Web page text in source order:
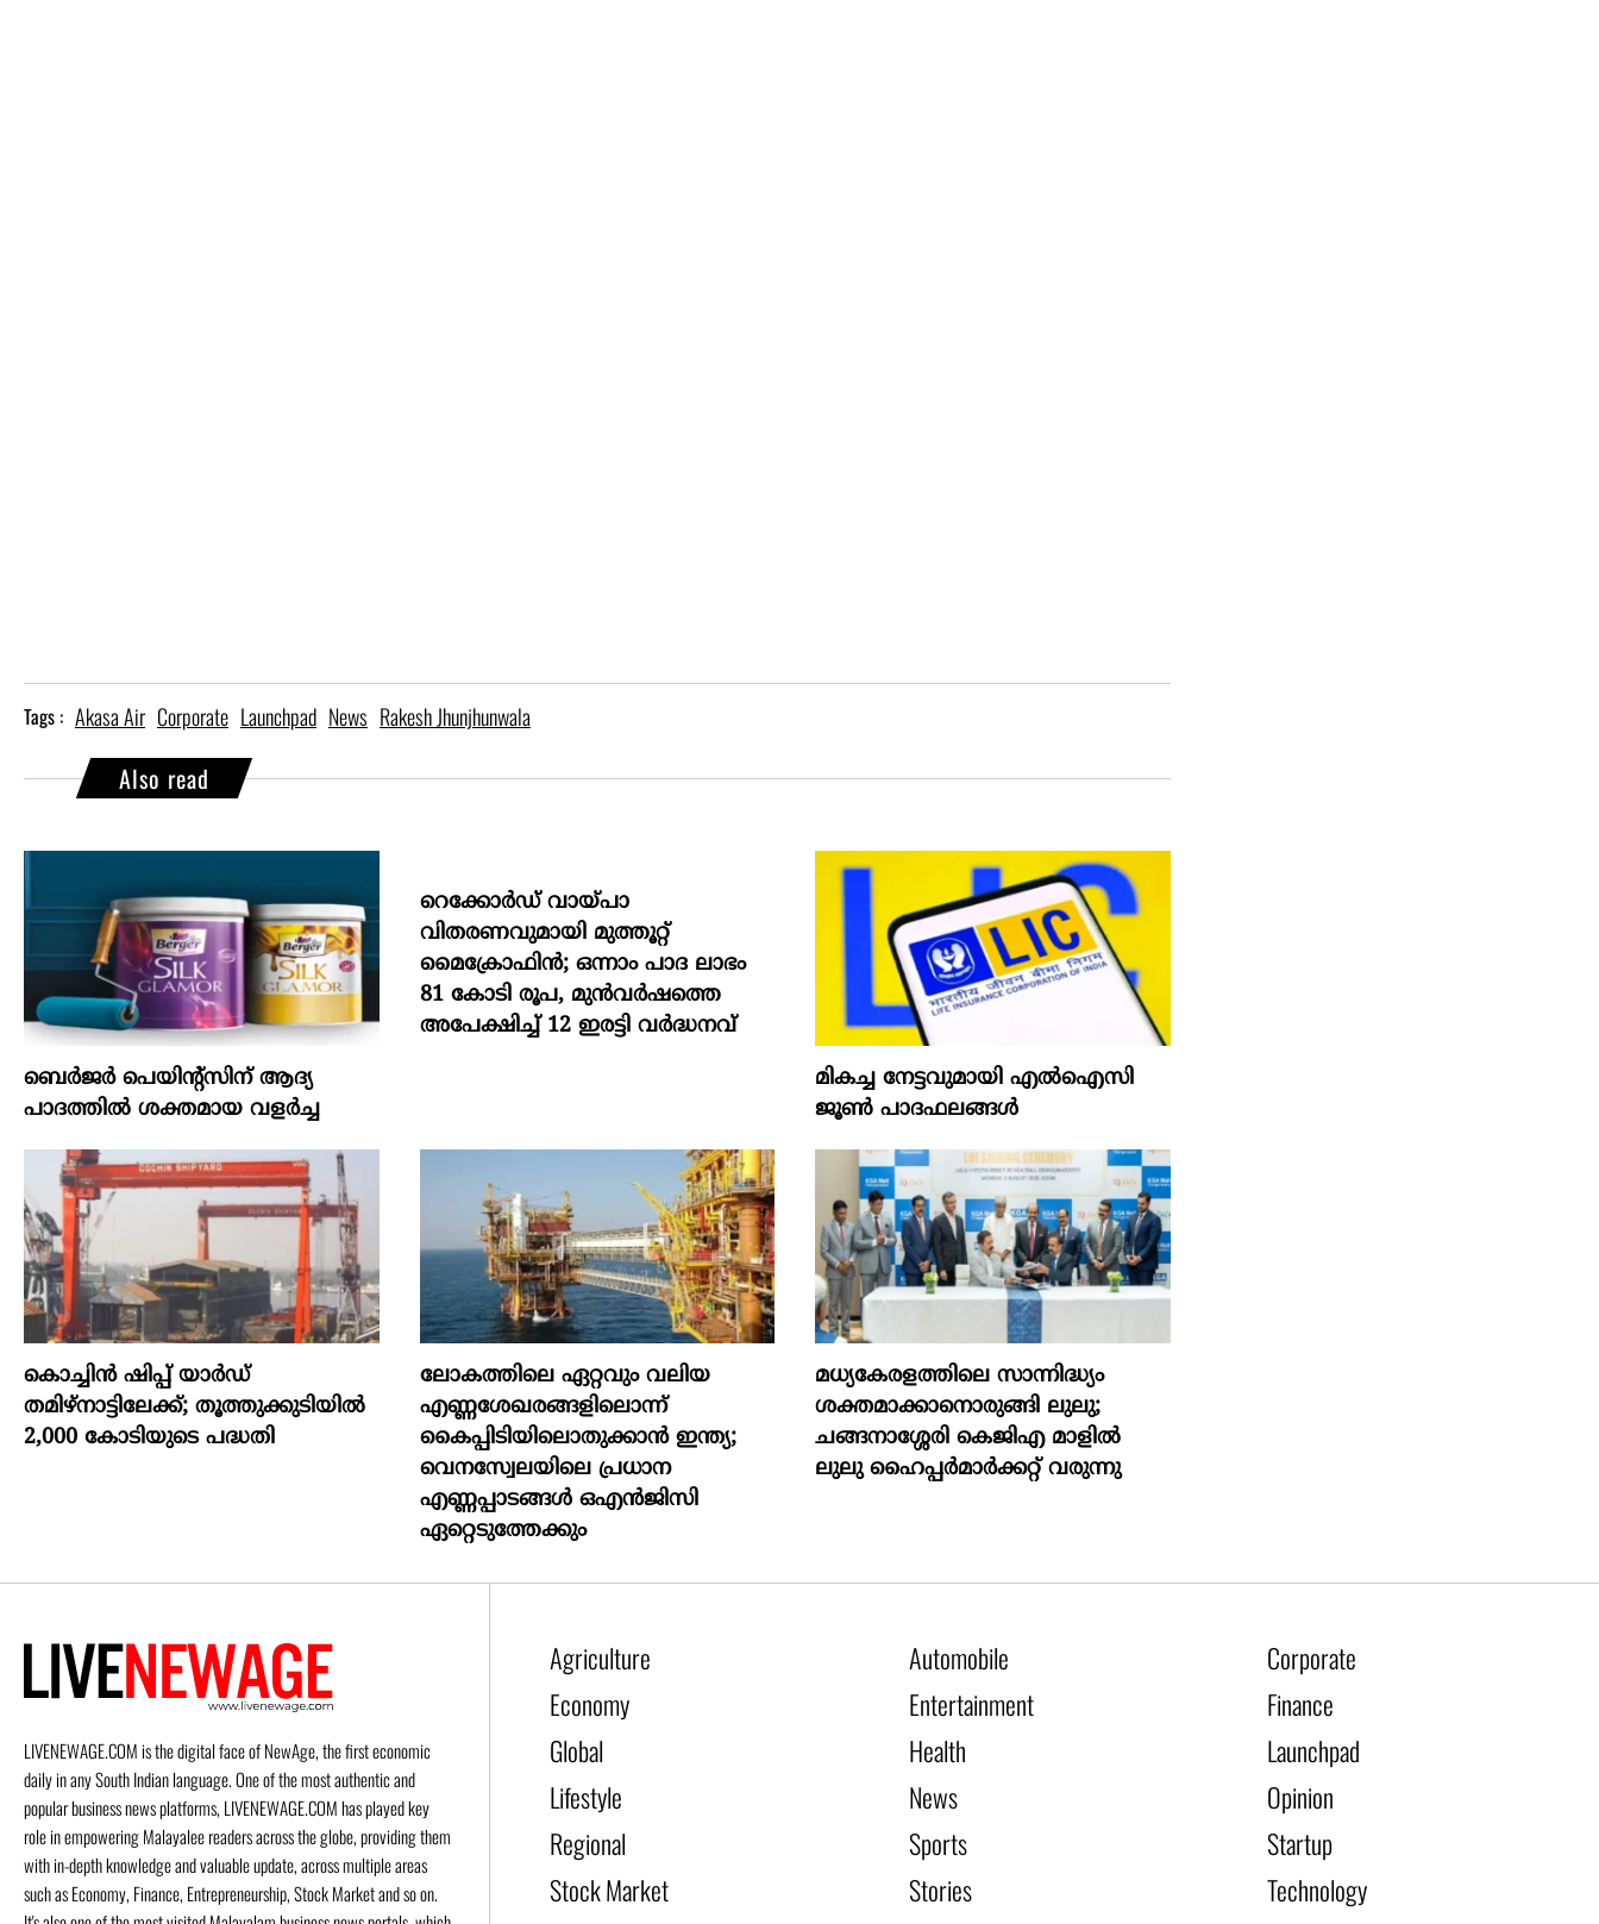
Tags : Akasa Air Corporate Launchpad News Rakesh Jhunjhunwala
Also read
ബെർജർ പെയിന്റ്സിന് ആദ്യ
പാദത്തിൽ ശക്തമായ വളർച്ച
റെക്കോർഡ് വായ്പാ
വിതരണവുമായി മുത്തൂറ്റ്
മൈക്രോഫിൻ; ഒന്നാം പാദ ലാഭം
81 കോടി രൂപ, മുൻവർഷത്തെ
അപേക്ഷിച്ച് 12 ഇരട്ടി വർദ്ധനവ്
മികച്ച നേട്ടവുമായി എൽഐസി
ജൂൺ പാദഫലങ്ങൾ
കൊച്ചിന്‍ ഷിപ്പ് യാർഡ്
തമിഴ്നാട്ടിലേക്ക്; തൂത്തുക്കുടിയിൽ
2,000 കോടിയുടെ പദ്ധതി
ലോകത്തിലെ ഏറ്റവും വലിയ
എണ്ണശേഖരങ്ങളിലൊന്ന്
കൈപ്പിടിയിലൊതുക്കാന്‍ ഇന്ത്യ;
വെനസ്വേലയിലെ പ്രധാന
എണ്ണപ്പാടങ്ങള്‍ ഒഎന്‍ജിസി
ഏറ്റെടുത്തേക്കും
മധ്യകേരളത്തിലെ സാന്നിദ്ധ്യം
ശക്തമാക്കാനൊരുങ്ങി ലുലു;
ചങ്ങനാശ്ശേരി കെജിഎ മാളിൽ
ലുലു ഹൈപ്പർമാർക്കറ്റ് വരുന്നു
LIVENEWAGE.COM is the digital face of NewAge, the first economic
daily in any South Indian language. One of the most authentic and
popular business news platforms, LIVENEWAGE.COM has played key
role in empowering Malayalee readers across the globe, providing them
with in-depth knowledge and valuable update, across multiple areas
such as Economy, Finance, Entrepreneurship, Stock Market and so on.
Agriculture Automobile
Corporate
Economy
Entertainment
Finance
Global
Health
Launchpad
Lifestyle
News
Opinion
Regional
Sports
Startup
Stock Market
Stories Technology